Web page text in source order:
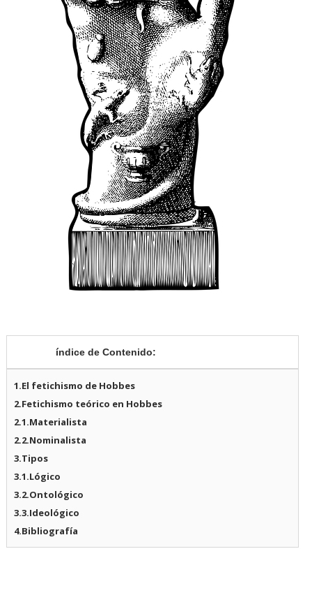
índicede Contenido:
1.El fetichismo de Hobbes
2.Fetichismo teórico en Hobbes
2.1.Materialista
2.2.Nominalista
3.Tipos
3.1.Lógico
3.2.Ontológico
3.3.Ideológico
4.Bibliografía